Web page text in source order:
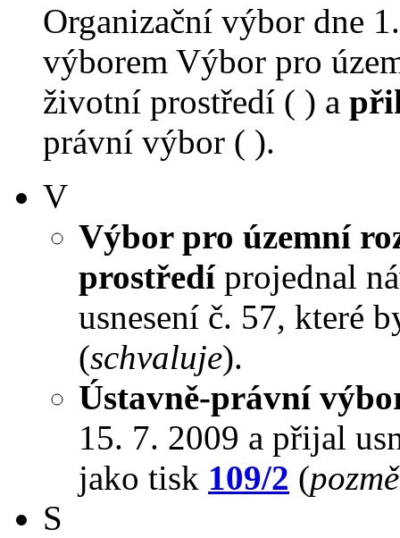
Organizační výbor dne
výborem Výbor pro
životní prostředí ( ) a
právní výbor ( ).
V
Výbor pro územní
prostředíprojednal
usnesení č. 57, které
(schvaluje).
Ústavně-právní
15. 7. 2009 a přijal
jako tisk 109/2 (
S